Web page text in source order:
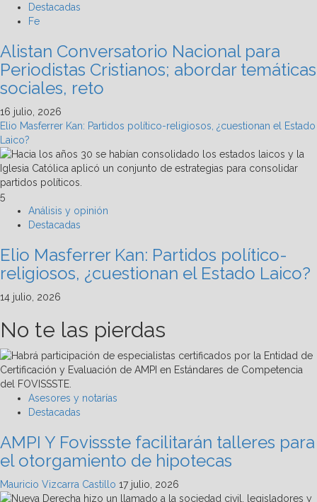
Destacadas
Fe
Alistan Conversatorio Nacional para
Periodistas Cristianos; abordar temáticas
sociales, reto
16 julio, 2026
Elio Masferrer Kan: Partidos político-religiosos, ¿cuestionan el Estado
Laico?
5
Análisis y opinión
Destacadas
Elio Masferrer Kan: Partidos político-
religiosos, ¿cuestionan el Estado Laico?
14 julio, 2026
No te las pierdas
Asesores y notarías
Destacadas
AMPI Y Fovissste facilitarán talleres para
el otorgamiento de hipotecas
Mauricio Vizcarra Castillo 17 julio, 2026